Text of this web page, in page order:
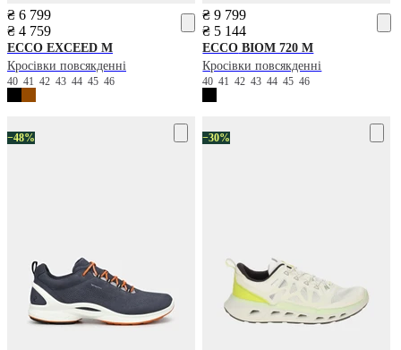
₴ 6 799
₴ 4 759
ECCO EXCEED M
Кросівки повсякденні
40 41 42 43 44 45 46
₴ 9 799
₴ 5 144
ECCO BIOM 720 M
Кросівки повсякденні
40414243444546
−48% −30%